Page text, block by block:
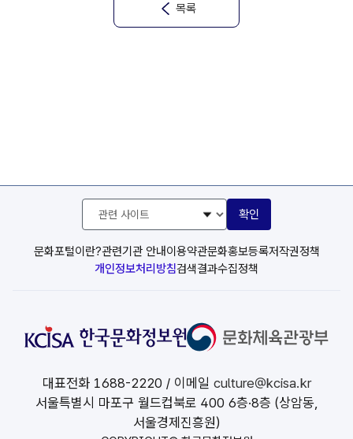
목록
문화포털이란?관련기관 안내이용약관문화홍보등록저작권정책
개인정보처리방침검색결과수집정책
관
사
이
트
확인
대표전화 1688-2220 / 이메일 culture@kcisa.kr
서울특별시 마포구 월드컵북로 400 6층·8층 (상암동,
서울경제진흥원)